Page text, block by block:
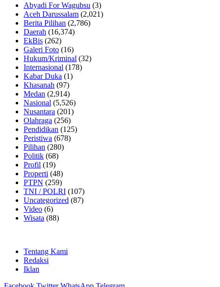
Abyadi For Wagubsu (3)
Aceh Darussalam (2,021)
Berita Pilihan (2,786)
Daerah (16,374)
EkBis (262)
Galeri Foto (16)
Hukum/Kriminal (32)
Internasional (178)
Kabar Duka (1)
Khasanah (97)
Medan (2,914)
Nasional (5,526)
Nusantara (201)
Olahraga (256)
Pendidikan (125)
Peristiwa (678)
Pilihan (280)
Politik (68)
Profil (19)
Properti (48)
PTPN (259)
TNI / POLRI (107)
Uncategorized (87)
Video (6)
Wisata (88)
Tentang Kami
Redaksi
Iklan